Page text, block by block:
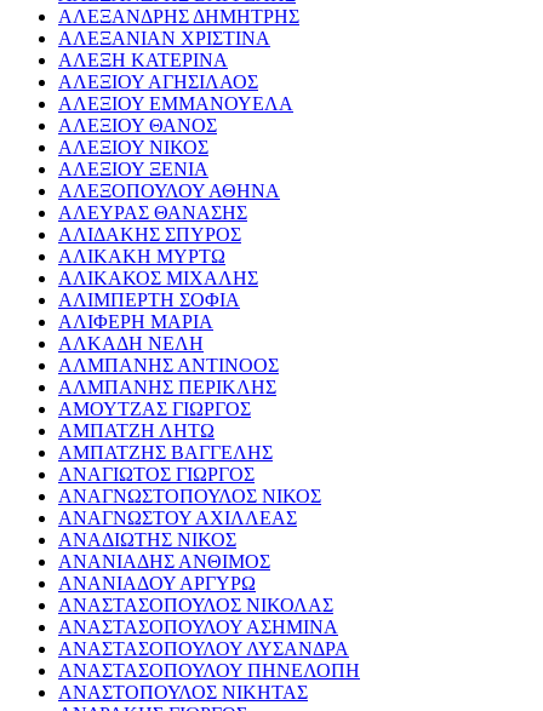
ΑΛΕΞΑΝΔΡΗΣ ΔΗΜΗΤΡΗΣ
ΑΛΕΞΑΝΙΑΝ ΧΡΙΣΤΙΝΑ
ΑΛΕΞΗ ΚΑΤΕΡΙΝΑ
ΑΛΕΞΙΟΥ ΑΓΗΣΙΛΑΟΣ
ΑΛΕΞΙΟΥ ΕΜΜΑΝΟΥΕΛΑ
ΑΛΕΞΙΟΥ ΘΑΝΟΣ
ΑΛΕΞΙΟΥ ΝΙΚΟΣ
ΑΛΕΞΙΟΥ ΞΕΝΙΑ
ΑΛΕΞΟΠΟΥΛΟΥ ΑΘΗΝΑ
ΑΛΕΥΡΑΣ ΘΑΝΑΣΗΣ
ΑΛΙΔΑΚΗΣ ΣΠΥΡΟΣ
ΑΛΙΚΑΚΗ ΜΥΡΤΩ
ΑΛΙΚΑΚΟΣ ΜΙΧΑΛΗΣ
ΑΛΙΜΠΕΡΤΗ ΣΟΦΙΑ
ΑΛΙΦΕΡΗ ΜΑΡΙΑ
ΑΛΚΑΔΗ ΝΕΛΗ
ΑΛΜΠΑΝΗΣ ΑΝΤΙΝΟΟΣ
ΑΛΜΠΑΝΗΣ ΠΕΡΙΚΛΗΣ
ΑΜΟΥΤΖΑΣ ΓΙΩΡΓΟΣ
ΑΜΠΑΤΖΗ ΛΗΤΩ
ΑΜΠΑΤΖΗΣ ΒΑΓΓΕΛΗΣ
ΑΝΑΓΙΩΤΟΣ ΓΙΩΡΓΟΣ
ΑΝΑΓΝΩΣΤΟΠΟΥΛΟΣ ΝΙΚΟΣ
ΑΝΑΓΝΩΣΤΟΥ ΑΧΙΛΛΕΑΣ
ΑΝΑΔΙΩΤΗΣ ΝΙΚΟΣ
ΑΝΑΝΙΑΔΗΣ ΑΝΘΙΜΟΣ
ΑΝΑΝΙΑΔΟΥ ΑΡΓΥΡΩ
ΑΝΑΣΤΑΣΟΠΟΥΛΟΣ ΝΙΚΟΛΑΣ
ΑΝΑΣΤΑΣΟΠΟΥΛΟΥ ΑΣΗΜΙΝΑ
ΑΝΑΣΤΑΣΟΠΟΥΛΟΥ ΛΥΣΑΝΔΡΑ
ΑΝΑΣΤΑΣΟΠΟΥΛΟΥ ΠΗΝΕΛΟΠΗ
ΑΝΑΣΤΟΠΟΥΛΟΣ ΝΙΚΗΤΑΣ